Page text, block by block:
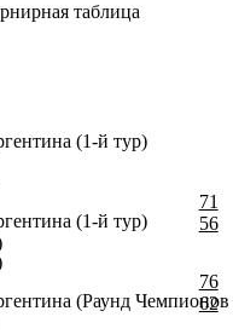
таблица
(1-й тур)
71
56
(1-й тур)
76
62
(Раунд Чемпионов